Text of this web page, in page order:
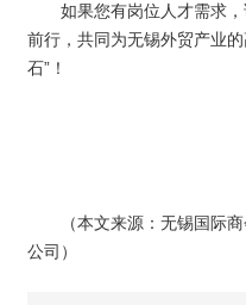
如果您有岗位人才需求，
前行，共同为无锡外贸产业
石”！
（本文来源：无锡国际商
公司）